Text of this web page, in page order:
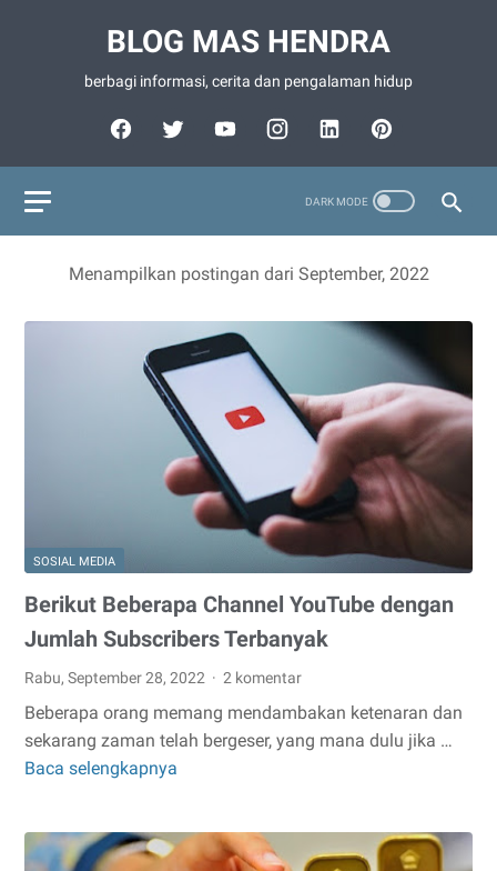
BLOG MAS HENDRA
berbagi informasi, cerita dan pengalaman hidup
Menampilkan postingan dari September, 2022
SOSIAL MEDIA
Berikut Beberapa Channel YouTube dengan
Jumlah Subscribers Terbanyak
Rabu, September 28, 2022 2 komentar
Beberapa orang memang mendambakan ketenaran dan
sekarang zaman telah bergeser, yang mana dulu jika …
Baca selengkapnya
Channel
YouTube